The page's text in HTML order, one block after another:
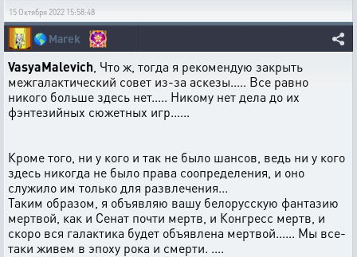
15 Октября 2022 15:58:48
🌎Marek
VasyaMalevich , Что ж, тогда я рекомендую закрыть
межгалактический совет из-за аскезы..... Все равно
никого больше здесь нет..... Никому нет дела до их
фэнтезийных сюжетных игр......
Кроме того, ни у кого и так не было шансов, ведь ни у кого
здесь никогда не было права соопределения, и оно
служило им только для развлечения...
Таким образом, я объявляю вашу белорусскую фантазию
мертвой, как и Сенат почти мертв, и Конгресс мертв, и
скоро вся галактика будет объявлена ​​​​мертвой...... Мы все-
таки живем в эпоху рока и смерти. ....